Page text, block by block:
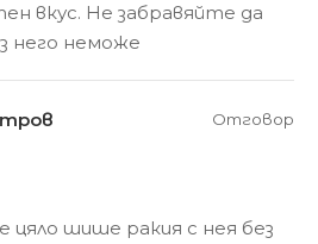
вкус. Не забравяйте да
него неможе
цяло шише ракия с нея без
Отговор